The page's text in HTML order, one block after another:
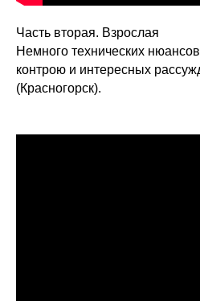
Часть вторая. Взрослая
Немного технических
контрою и интересных
(Красногорск).